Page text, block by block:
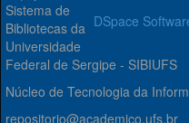
DSpace
Sistema de
Bibliotecas da
Universidade
Federal de Sergipe - SIBIUFS
Núcleo de Tecnologia da
repositorio@academico.ufs.br